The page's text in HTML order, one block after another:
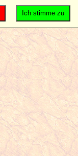
Ich stimme zu